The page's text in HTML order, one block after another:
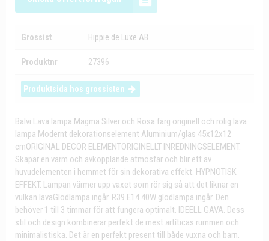
Grossist Hippie de Luxe AB
Produktnr 27396
Produktsida hos grossisten
Balvi Lava lampa Magma Silver och Rosa färg originell och rolig lava
lampa Modernt dekorationselement Aluminium/glas 45x12x12
cmORIGINAL DECOR ELEMENTORIGINELLT INREDNINGSELEMENT.
Skapar en varm och avkopplande atmosfär och blir ett av
huvudelementen i hemmet för sin dekorativa effekt. HYPNOTISK
EFFEKT. Lampan värmer upp vaxet som rör sig så att det liknar en
vulkan lavaGlödlampa ingår. R39 E14 40W glödlampa ingår. Den
behöver 1 till 3 timmar för att fungera optimalt. IDEELL GAVA. Dess
stil och design kombinerar perfekt de mest artíticas rummen och
minimalistiska. Det är en perfekt present till både vuxna och barn.